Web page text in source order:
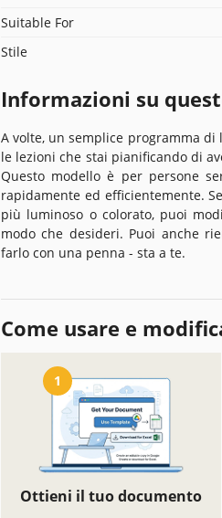
Suitable For
Stile
Informazioni su
A volte, un semplice programma
le lezioni che stai pianificando di
Questo modello è per persone
rapidamente ed efficientemente.
più luminoso o colorato, puoi
modo che desideri. Puoi anche
farlo con una penna - sta a te.
Come usare e
1
Ottieni il tuo documento